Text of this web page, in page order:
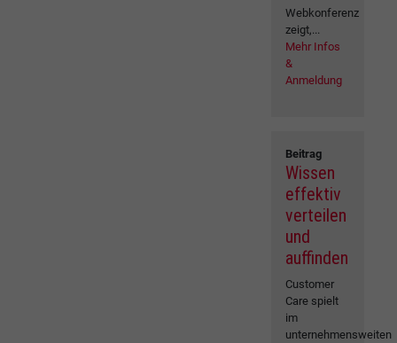
Webkonferenz
zeigt,...
Mehr Infos
&
Anmeldung
Beitrag
Wissen
effektiv
verteilen
und
auffinden
Customer
Care spielt
im
unternehmensweiten